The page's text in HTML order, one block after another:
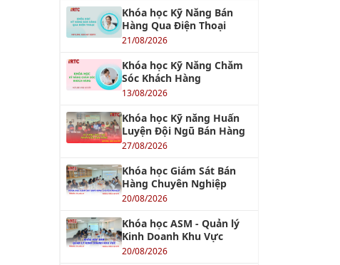
Khóa học Kỹ Năng Bán
Hàng Qua Điện Thoại
21/08/2026
Khóa học Kỹ Năng Chăm
Sóc Khách Hàng
13/08/2026
Khóa học Kỹ năng Huấn
Luyện Đội Ngũ Bán Hàng
27/08/2026
Khóa học Giám Sát Bán
Hàng Chuyên Nghiệp
20/08/2026
Khóa học ASM - Quản lý
Kinh Doanh Khu Vực
20/08/2026